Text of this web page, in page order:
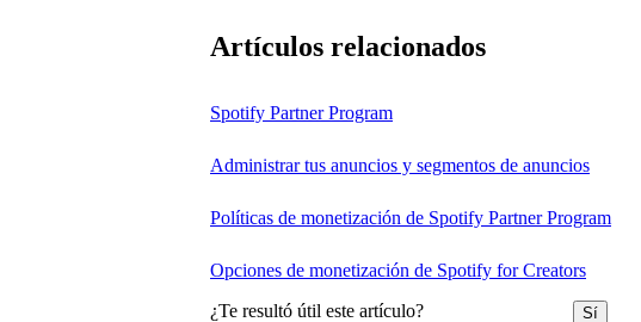
Artículos relacionados
Spotify Partner Program
Administrar tus anuncios y segmentos de anuncios
Políticas de monetización de Spotify Partner Program
Opciones de monetización de Spotify for Creators
¿Te resultó útil este artículo? Sí